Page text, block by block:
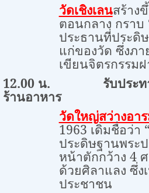
วัดเชิงเลนสร้าง
ตอนกลาง กราบ
ประธานที่ประดิ
แก่ของวัด ซึ่งภ
เขียนจิตรกรรม
12.00 น. รับประ
ร้านอาหาร
วัดใหญ่สว่างอา
1963 เดิมชื่อว่า
ประดิษฐานพระ
หน้าตักกว้าง 4ศ
ด้วยศิลาแลง ซึ่ง
ประชาชน